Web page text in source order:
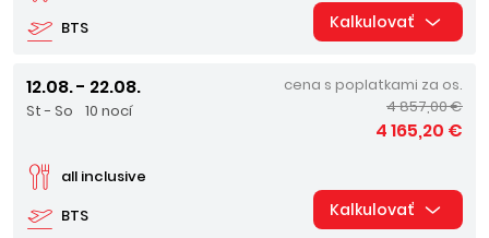
BTS Kalkulovať
12.08. - 22.08.
St - So 10 nocí
BTS
all inclusive
cena s poplatkami za os.
4 857,00 €
4 165,20 €
Kalkulovať